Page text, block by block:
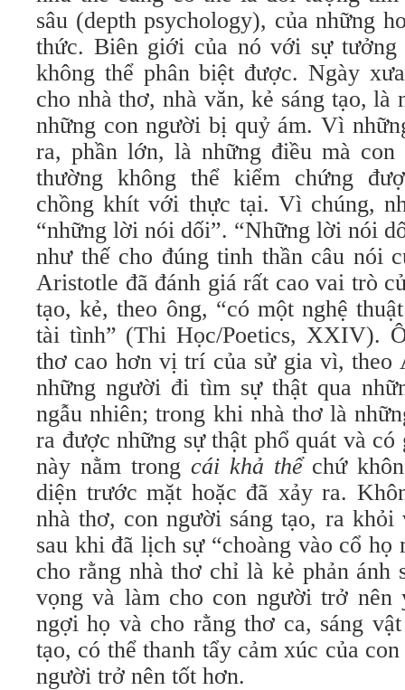
sâu (depth psychology), của những
thức. Biên giới của nó với sự
không thể phân biệt được. Ngày
cho nhà thơ, nhà văn, kẻ sáng tạo, là
những con người bị quỷ ám. Vì
ra, phần lớn, là những điều mà
thường không thể kiểm chứng
chồng khít với thực tại. Vì chúng,
“những lời nói dối”. “Những lời nói
như thế cho đúng tinh thần câu nói
Aristotle đã đánh giá rất cao vai trò
tạo, kẻ, theo ông, “có một nghệ
tài tình” (Thi Học/Poetics, XXIV).
thơ cao hơn vị trí của sử gia vì, theo
những người đi tìm sự thật qua
ngẫu nhiên; trong khi nhà thơ là
ra được những sự thật phổ quát và có
này nằm trong cái khả thểchứ
diện trước mặt hoặc đã xảy ra.
nhà thơ, con người sáng tạo, ra khỏi
sau khi đã lịch sự “choàng vào cổ họ
cho rằng nhà thơ chỉ là kẻ phản ánh
vọng và làm cho con người trở nên
ngợi họ và cho rằng thơ ca, sáng
tạo, có thể thanh tẩy cảm xúc của
người trở nên tốt hơn.